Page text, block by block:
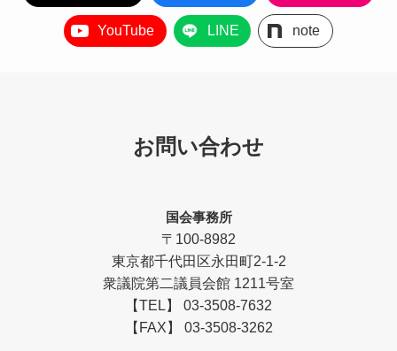
YouTube LINE note
お問い合わせ
国会事務所
〒100-8982
東京都千代田区永田町2-1-2
衆議院第二議員会館 1211号室
【TEL】 03-3508-7632
【FAX】 03-3508-3262